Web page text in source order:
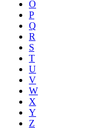
O
P
Q
R
S
T
U
V
W
X
Y
Z